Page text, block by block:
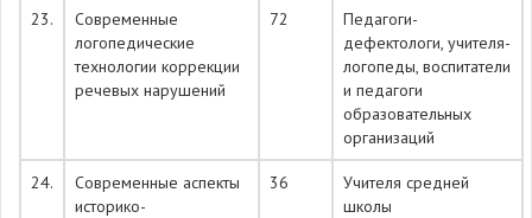
23.
Современные
логопедические
технологии коррекции
речевых нарушений
72
Педагоги-
дефектологи, учителя-
логопеды, воспитатели
и педагоги
образовательных
организаций
24.
Современные аспекты
историко-
36
Учителя средней
школы